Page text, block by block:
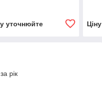
уточнюйте
рік